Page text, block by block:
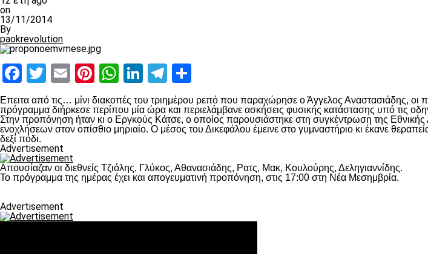
on
13/11/2014
By
paokrevolution
Facebook
Twitter
EmailPinterest
WhatsApp
LinkedIn
Telegram
Επειτα από τις… μίνι διακοπές του τριημέρου ρεπό που παραχώρησε ο Άγγελος Αναστασιάδης,
πρόγραμμα διήρκεσε περίπου μία ώρα και περιελάμβανε ασκήσεις φυσικής κατάστασης υπό τις
Στην προπόνηση ήταν κι ο Εργκούς Κάτσε, ο οποίος παρουσιάστηκε στη συγκέντρωση της Εθνικής
ενοχλήσεων στον οπίσθιο μηριαίο. Ο μέσος του Δικεφάλου έμεινε στο γυμναστήριο κι έκανε
δεξί πόδι.
Advertisement
Απουσίαζαν οι διεθνείς Τζιόλης, Γλύκος, Αθανασιάδης, Ρατς, Μακ, Κουλούρης, Δεληγιαννίδης.
Το πρόγραμμα της ημέρας έχει και απογευματινή προπόνηση, στις 17:00 στη Νέα Μεσημβρία.
Advertisement